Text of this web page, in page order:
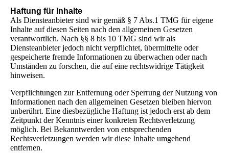
Haftung für Inhalte
Als Diensteanbieter sind wir gemäß § 7 Abs.1 TMG für eigene
Inhalte auf diesen Seiten nach den allgemeinen Gesetzen
verantwortlich. Nach §§ 8 bis 10 TMG sind wir als
Diensteanbieter jedoch nicht verpflichtet, übermittelte oder
gespeicherte fremde Informationen zu überwachen oder nach
Umständen zu forschen, die auf eine rechtswidrige Tätigkeit
hinweisen.
Verpflichtungen zur Entfernung oder Sperrung der Nutzung von
Informationen nach den allgemeinen Gesetzen bleiben hiervon
unberührt. Eine diesbezügliche Haftung ist jedoch erst ab dem
Zeitpunkt der Kenntnis einer konkreten Rechtsverletzung
möglich. Bei Bekanntwerden von entsprechenden
Rechtsverletzungen werden wir diese Inhalte umgehend
entfernen.